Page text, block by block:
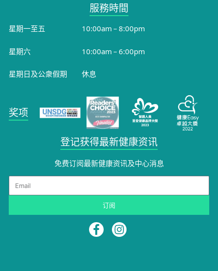
服務時間​
星期一至五 10:00am – 8:00pm
星期六 10:00am – 6:00pm
星期日及公衆假期 休息
登记获得最新健康资讯
免费订阅最新健康资讯及中心消息​
Email
订阅
奖项